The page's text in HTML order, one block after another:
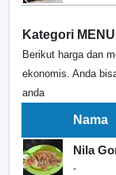
Kategori
Berikut harga dan
ekonomis. Anda
anda
Nama
Nila
-